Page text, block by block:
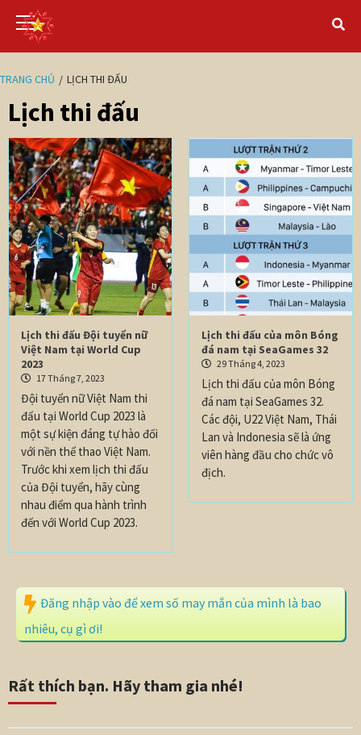
TRANG CHỦ LỊCH THI ĐẤU
Lịch thi đấu
Lịch thi đấu Đội tuyển nữ
Việt Nam tại World Cup
2023
17 Tháng 7, 2023
Đội tuyển nữ Việt Nam thi
đấu tại World Cup 2023 là
một sự kiện đáng tự hào đối
với nền thể thao Việt Nam.
Trước khi xem lịch thi đấu
của Đội tuyển, hãy cùng
nhau điểm qua hành trình
đến với World Cup 2023.
Lịch thi đấu của môn Bóng
đá nam tại SeaGames 32
29 Tháng 4, 2023
Lịch thi đấu của môn Bóng
đá nam tại SeaGames 32.
Các đội, U22 Việt Nam, Thái
Lan và Indonesia sẽ là ứng
viên hàng đầu cho chức vô
địch.
Đăng nhập vào để xem số may mắn của mình là bao
nhiêu, cụ gì ơi!
Rất thích bạn. Hãy tham gia nhé!